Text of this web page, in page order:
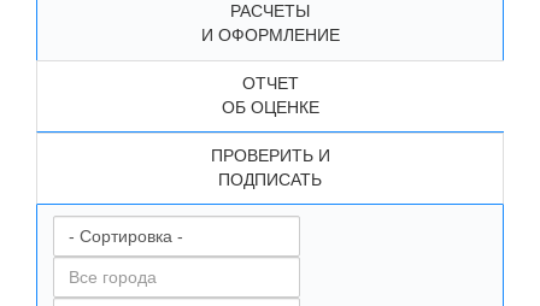
РАСЧЕТЫ
И ОФОРМЛЕНИЕ
ОТЧЕТ
ОБ ОЦЕНКЕ
ПРОВЕРИТЬ И
ПОДПИСАТЬ